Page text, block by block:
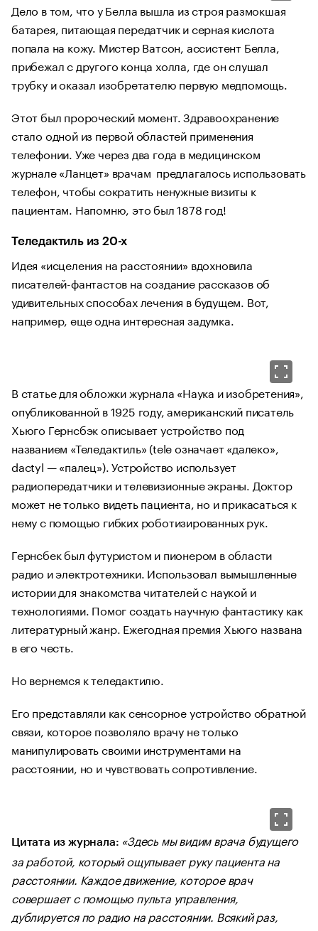
Дело в том, что у Белла вышла из строя размокшая
батарея, питающая передатчик и серная кислота
попала на кожу. Мистер Ватсон, ассистент Белла,
прибежал с другого конца холла, где он слушал
трубку и оказал изобретателю первую медпомощь.
Этот был пророческий момент. Здравоохранение
стало одной из первой областей применения
телефонии. Уже через два года в медицинском
журнале «Ланцет» врачам предлагалось использовать
телефон, чтобы сократить ненужные визиты к
пациентам. Напомню, это был 1878 год!
Теледактиль из 20-х
Идея «исцеления на расстоянии» вдохновила
писателей-фантастов на создание рассказов об
удивительных способах лечения в будущем. Вот,
например, еще одна интересная задумка.
В статье для обложки журнала «Наука и изобретения»,
опубликованной в 1925 году, американский писатель
Хьюго Гернсбэк описывает устройство под
названием «Теледактиль» (tele означает «далеко»,
dactyl — «палец»). Устройство использует
радиопередатчики и телевизионные экраны. Доктор
может не только видеть пациента, но и прикасаться к
нему с помощью гибких роботизированных рук.
Гернсбек был футуристом и пионером в области
радио и электротехники. Использовал вымышленные
истории для знакомства читателей с наукой и
технологиями. Помог создать научную фантастику как
литературный жанр. Ежегодная премия Хьюго названа
в его честь.
Но вернемся к теледактилю.
Его представляли как сенсорное устройство обратной
связи, которое позволяло врачу не только
манипулировать своими инструментами на
расстоянии, но и чувствовать сопротивление.
Цитата из журнала: «Здесь мы видим врача будущего
за работой, который ощупывает руку пациента на
расстоянии. Каждое движение, которое врач
совершает с помощью пульта управления,
дублируется по радио на расстоянии. Всякий раз,